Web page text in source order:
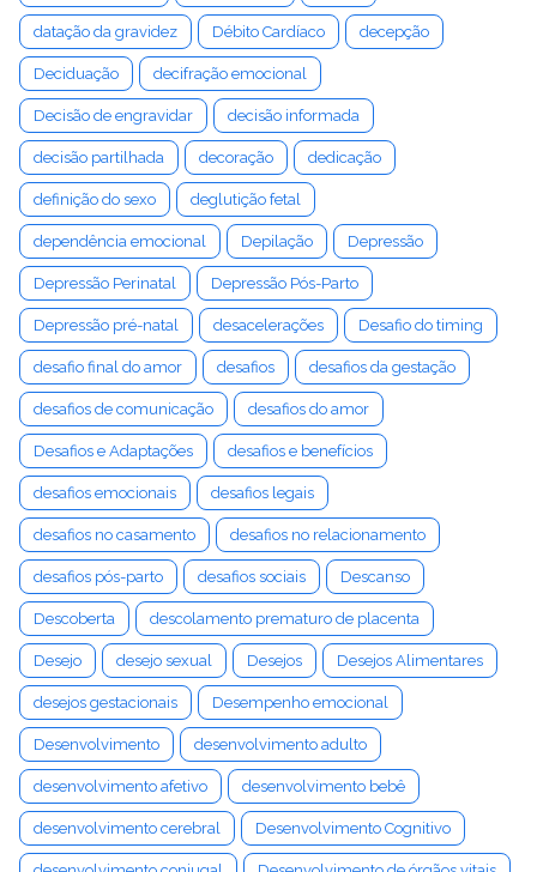
datação da gravidez Débito Cardíaco decepção
Deciduação decifração emocional
Decisão de engravidar decisão informada
decisão partilhada decoração dedicação
definição do sexo deglutição fetal
dependência emocional Depilação Depressão
Depressão Perinatal Depressão Pós-Parto
Depressão pré-natal desacelerações Desafio do timing
desafio final do amor desafios desafios da gestação
desafios de comunicação desafios do amor
Desafios e Adaptações desafios e benefícios
desafios emocionais desafios legais
desafios no casamento desafios no relacionamento
desafios pós-parto desafios sociais Descanso
Descoberta descolamento prematuro de placenta
Desejo desejo sexual Desejos Desejos Alimentares
desejos gestacionais Desempenho emocional
Desenvolvimento desenvolvimento adulto
desenvolvimento afetivo desenvolvimento bebê
desenvolvimento cerebral Desenvolvimento Cognitivo